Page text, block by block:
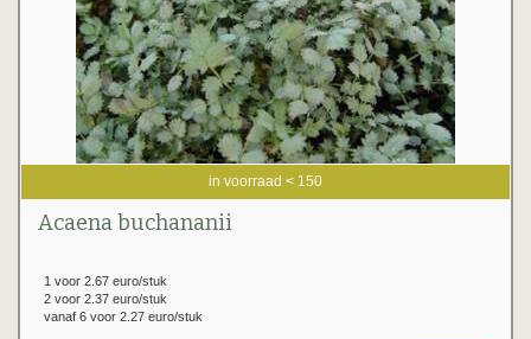
in voorraad < 150
Acaena buchananii
1 voor 2.67 euro/stuk
2 voor 2.37 euro/stuk
vanaf 6 voor 2.27 euro/stuk